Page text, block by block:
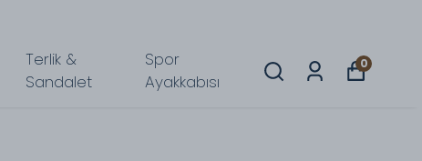
Terlik &
Sandalet
Spor
Ayakkabısı
0